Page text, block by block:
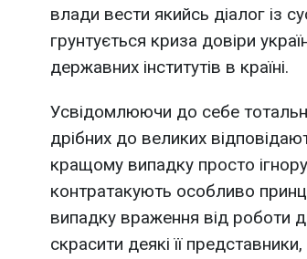
влади вести якийсь діалог із
грунтується криза довіри
державних інститутів в країні.
Усвідомлюючи до себе
дрібних до великих
кращому випадку просто
контратакують особливо
випадку враження від роботи
скрасити деякі її